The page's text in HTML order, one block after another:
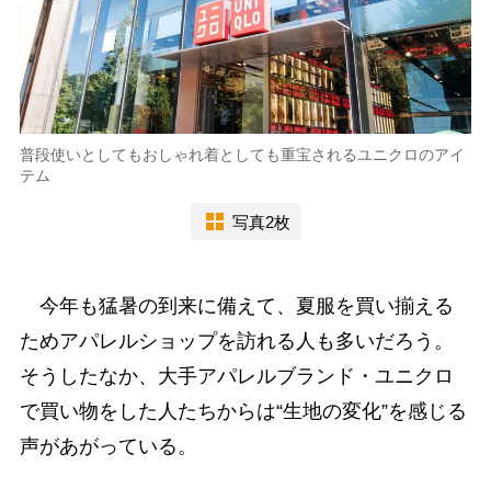
普段使いとしてもおしゃれ着としても重宝されるユニクロのアイ
テム
写真2枚
今年も猛暑の到来に備えて、夏服を買い揃える
ためアパレルショップを訪れる人も多いだろう。
そうしたなか、大手アパレルブランド・ユニクロ
で買い物をした人たちからは“生地の変化”を感じる
声があがっている。